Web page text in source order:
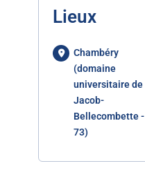
Lieux
Chambéry
(domaine
universitaire de
Jacob-
Bellecombette -
73)